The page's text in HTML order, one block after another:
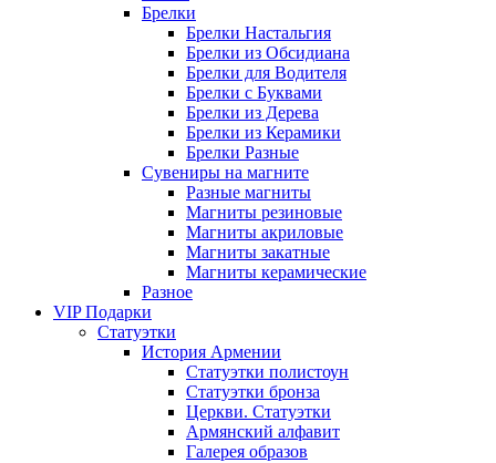
Брелки
Брелки Настальгия
Брелки из Обсидиана
Брелки для Водителя
Брелки с Буквами
Брелки из Дерева
Брелки из Керамики
Брелки Разные
Сувениры на магните
Разные магниты
Магниты резиновые
Магниты акриловые
Магниты закатные
Магниты керамические
Разное
VIP Подарки
Статуэтки
История Армении
Статуэтки полистоун
Статуэтки бронза
Церкви. Статуэтки
Армянский алфавит
Галерея образов